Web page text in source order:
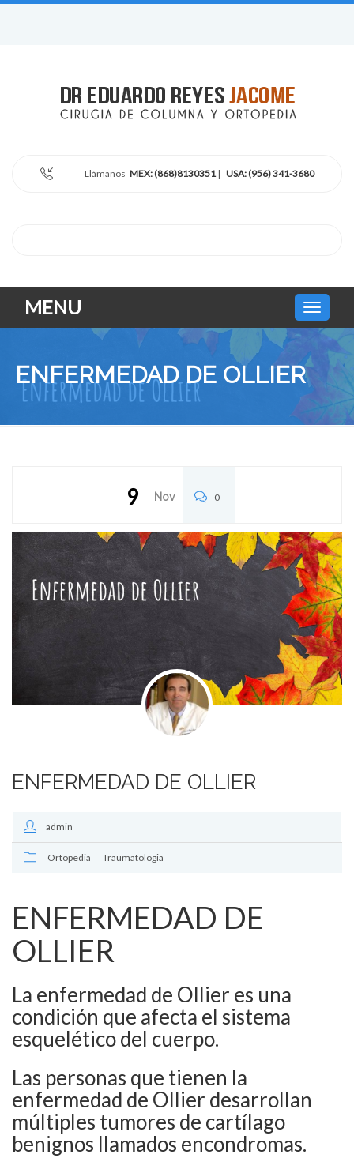
Llámanos MEX: (868)8130351| USA: (956) 341-3680
MENU
ENFERMEDAD DE OLLIER
9 Nov 0
ENFERMEDAD DE OLLIER
admin
Ortopedia Traumatologia
ENFERMEDAD DE
OLLIER
La enfermedad de Ollier es una
condición que afecta el sistema
esquelético del cuerpo.
Las personas que tienen la
enfermedad de Ollier desarrollan
múltiples tumores de cartílago
benignos llamados encondromas.